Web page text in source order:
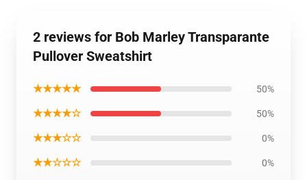
2 reviews for Bob Marley Transparante
Pullover Sweatshirt
★★★★★ 50%
★★★★☆ 50%
★★★☆☆ 0%
★★☆☆☆ 0%